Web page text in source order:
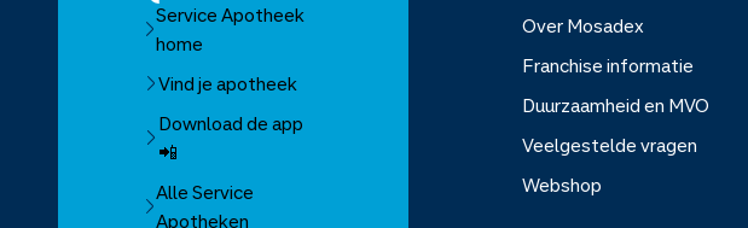
Service Apotheek
home
Vind je apotheek
Download de app
📲
Alle Service
Apotheken
Over Mosadex
Franchise informatie
Duurzaamheid en MVO
Veelgestelde vragen
Webshop